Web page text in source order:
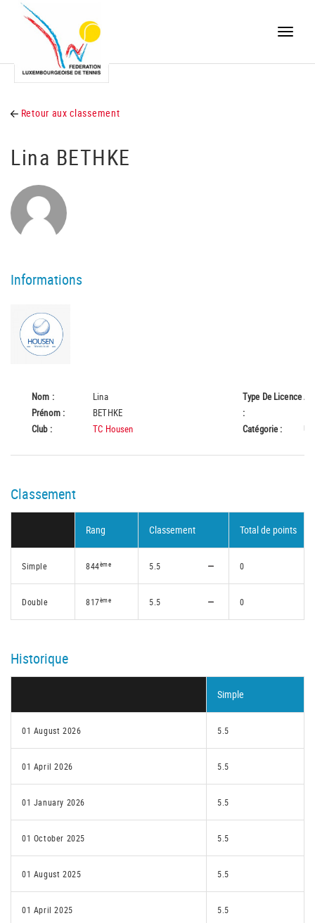
Toggle
Retour aux classement
Lina BETHKE
Informations
Nom :
Lina
Prénom :
BETHKE
Club :
TC Housen
Type De Licence
:
A
Catégorie :
Classement
Rang Classement Total de points
Simple 844ème 5.5 0
Double 817ème 5.5 0
Historique
Simple
01 August 2026 5.5
01 April 2026 5.5
01 January 2026 5.5
01 October 2025 5.5
01 August 2025 5.5
01 April 2025 5.5